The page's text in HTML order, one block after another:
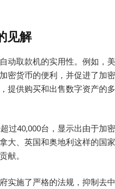
见解
动取款机的实用性。例如，
密货币的便利，并促进了加
提供购买和出售数字资产的
过40,000台，显示出由于加
大、英国和奥地利这样的国
献。
实施了严格的法规，抑制去